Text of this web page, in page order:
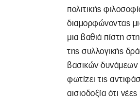
πολιτικής
διαμορφώνοντας
μια βαθιά πίστη
της συλλογικής
βασικών δυνάμεων
φωτίζει τις
αισιοδοξία ότι